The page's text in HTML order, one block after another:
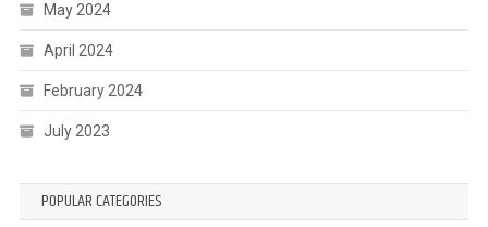
May 2024
April 2024
February 2024
July 2023
POPULAR CATEGORIES